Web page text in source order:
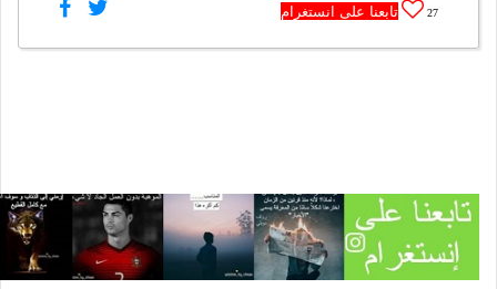
27 تابعنا على انستغرام